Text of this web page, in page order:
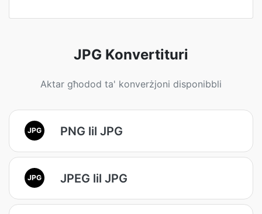
JPG Konvertituri
Aktar għodod ta' konverżjoni disponibbli
JPG PNG lil JPG
JPG JPEG lil JPG